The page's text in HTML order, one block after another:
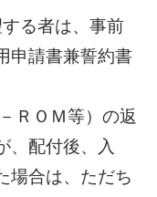
る者は、事前
申請書兼誓約書
ＯＭ等）の返
、配付後、入
合は、ただち